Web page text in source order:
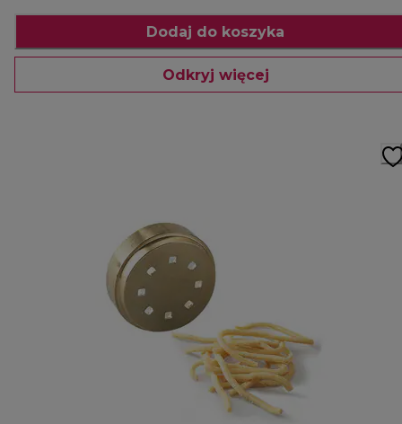
Dodaj do koszyka
Odkryj więcej